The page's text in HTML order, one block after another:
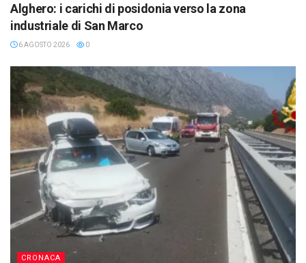
Alghero: i carichi di posidonia verso la zona
industriale di San Marco
6 AGOSTO 2026 0
CRONACA